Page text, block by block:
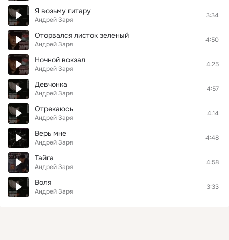
Я возьму гитару
Андрей Заря
3:34
Оторвался листок зеленый
Андрей Заря
4:50
Ночной вокзал
Андрей Заря
4:25
Девчонка
Андрей Заря
4:57
Отрекаюсь
Андрей Заря
4:14
Верь мне
Андрей Заря
4:48
Тайга
Андрей Заря
4:58
Воля
Андрей Заря
3:33